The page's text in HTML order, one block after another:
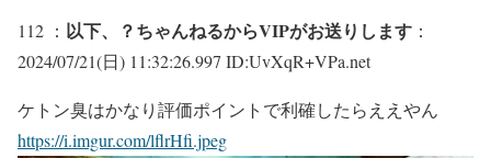
112 ： 以下、？ちゃんねるからVIPがお送りします ：
2024/07/21(日) 11:32:26.997 ID:UvXqR+VPa.net
ケトン臭はかなり評価ポイントで利確したらええやん
https://i.imgur.com/lflrHfi.jpeg